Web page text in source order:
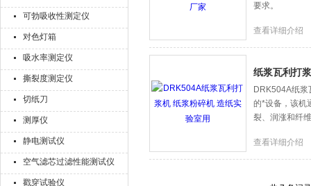
可勃吸收性测定仪
对色灯箱
吸水率测定仪
撕裂度测定仪
切纸刀
测厚仪
静电测试仪
空气滤芯过滤性能测试仪
戳穿试验仪
要求。
查看详细介绍
纸浆瓦利打
DRK504A纸浆
的*设备，该机
裂、润涨和纤
查看详细介绍